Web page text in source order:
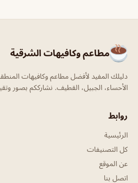
مطاعم وكافيهات الشرقية
دليلك المفيد لأفضل مطاعم وكافيهات المنطقة
الأحساء، الجبيل، القطيف. نشارككم بصور
روابط
الرئيسية
كل التصنيفات
عن الموقع
اتصل بنا